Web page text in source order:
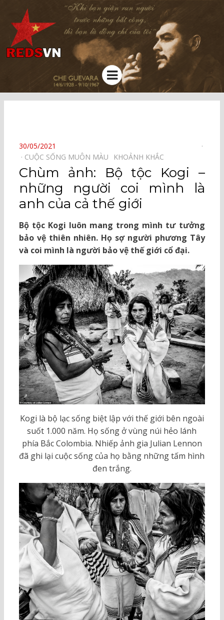
Kênh chia sẻ tri thức cộng đồng
Menu
POSTED
ON
30/05/2021
CUỘC SỐNG MUÔN MÀU⠀
KHOẢNH KHẮC⠀
Chùm ảnh: Bộ tộc Kogi –
những người coi mình là
anh của cả thế giới
Bộ tộc Kogi luôn mang trong mình tư tưởng
bảo vệ thiên nhiên. Họ sợ người phương Tây
và coi mình là người bảo vệ thế giới cổ đại.
Kogi là bộ lạc sống biệt lập với thế giới bên ngoài
suốt 1.000 năm. Họ sống ở vùng núi hẻo lánh
phía Bắc Colombia. Nhiếp ảnh gia Julian Lennon
đã ghi lại cuộc sống của họ bằng những tấm hình
đen trắng.